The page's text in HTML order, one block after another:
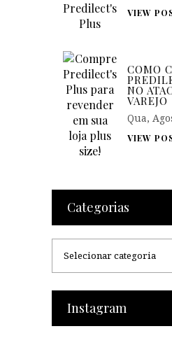
VIEW
COMO
NO
VAREJO
Qua,
VIEW
Categorias
Categorias
Instagram